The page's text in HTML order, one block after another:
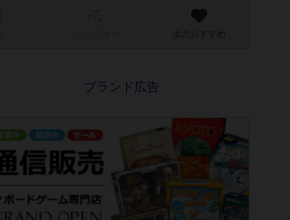
次のおすすめ